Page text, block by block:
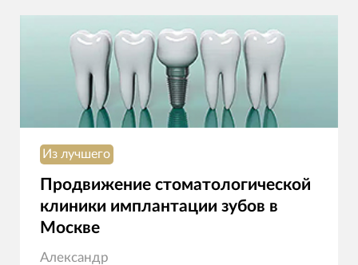
Из лучшего
Продвижение стоматологической
клиники имплантации зубов в
Москве
Александр